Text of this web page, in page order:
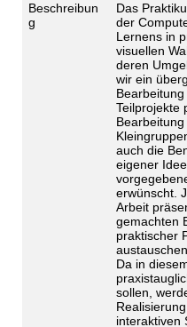
Beschreibun
g
Das
der
Lernens in
visuellen
deren
wir ein
Teilprojekte
auch die
eigener
erwünscht.
Arbeit
gemachten
praktischer
Da in
sollen,
interaktiven